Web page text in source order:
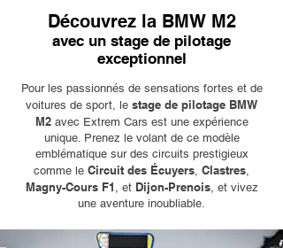
Découvrez la BMW M2
avec un stage de pilotage
exceptionnel
Pour les passionnés de sensations fortes et de
voitures de sport, le stage de pilotage BMW
M2avec Extrem Cars est une expérience
unique. Prenez le volant de ce modèle
emblématique sur des circuits prestigieux
comme le Circuit des Écuyers, Clastres,
Magny-Cours F1 , et Dijon-Prenois, et vivez
une aventure inoubliable.